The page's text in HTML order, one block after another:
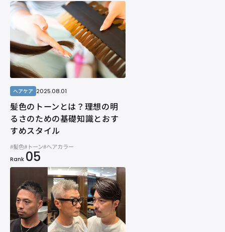
ヘアケア 2025.08.01
髪色のトーンとは？理想の明
るさのための基礎知識とおす
すめスタイル
#髪色#トーン#ヘアカラー
Rank 05